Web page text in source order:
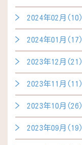
2024年02月(10)
2024年01月(17)
2023年12月(21)
2023年11月(11)
2023年10月(26)
2023年09月(19)